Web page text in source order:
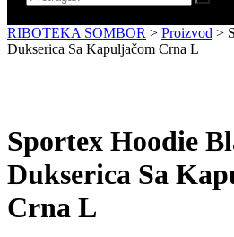
RIBOTEKA SOMBOR > Proizvod >
Dukserica Sa Kapuljačom Crna L
Sportex Hoodie
Dukserica Sa
Crna L